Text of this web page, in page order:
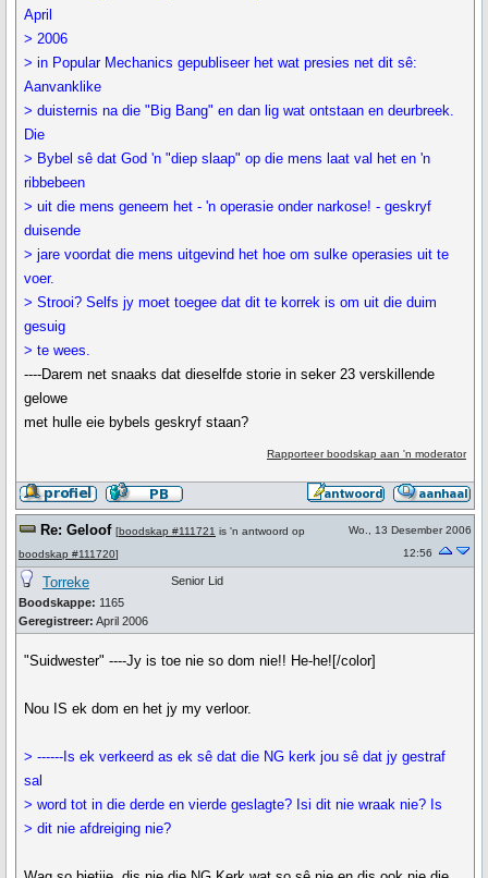
April
> 2006
> in Popular Mechanics gepubliseer het wat presies net dit sê:
Aanvanklike
> duisternis na die "Big Bang" en dan lig wat ontstaan en deurbreek.
Die
> Bybel sê dat God 'n "diep slaap" op die mens laat val het en 'n
ribbebeen
> uit die mens geneem het - 'n operasie onder narkose! - geskryf
duisende
> jare voordat die mens uitgevind het hoe om sulke operasies uit te
voer.
> Strooi? Selfs jy moet toegee dat dit te korrek is om uit die duim
gesuig
> te wees.
----Darem net snaaks dat dieselfde storie in seker 23 verskillende
gelowe
met hulle eie bybels geskryf staan?
Rapporteer boodskap aan 'n moderator
Re: Geloof [boodskap #111721 is 'n antwoord op
boodskap #111720]
Wo., 13 Desember 2006
12:56
Torreke
Boodskappe: 1165
Geregistreer: April 2006
Senior Lid
"Suidwester" ----Jy is toe nie so dom nie!! He-he![/color]
Nou IS ek dom en het jy my verloor.
> ------Is ek verkeerd as ek sê dat die NG kerk jou sê dat jy gestraf
sal
> word tot in die derde en vierde geslagte? Isi dit nie wraak nie? Is
> dit nie afdreiging nie?